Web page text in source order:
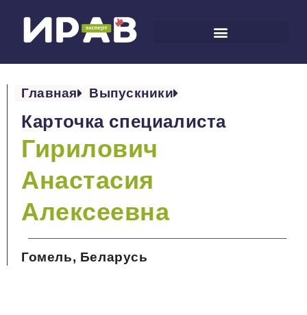
Главная Выпускники
Карточка специалиста
Гирилович
Анастасия
Алексеевна
Гомель, Беларусь